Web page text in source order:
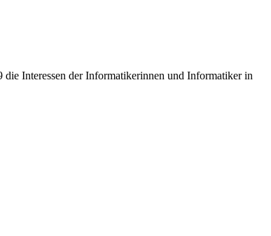
Interessen der Informatikerinnen und Informatiker in